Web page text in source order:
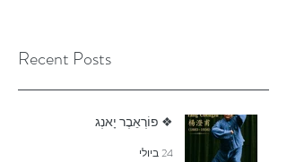
Recent Posts
❖ פוֹרְאֵבֶר יָאנְג
24 ביולי